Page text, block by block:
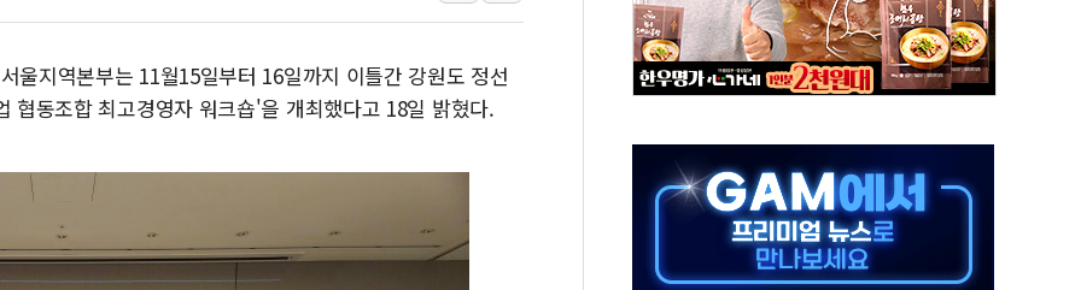
[AI MY 뉴스] 뉴욕 반도체주 프리뷰...美 고용 쇼크에 반도체주 '활짝'
뉴욕증시 프리뷰, 美 고용 쇼크에 금리 인상 우려 후퇴…나스닥 선물 1%대 상승
[종합] 美 7월 고용 2만3000명 감소 '쇼크'…9월 금리 인상 기대 후퇴
[사진] 이슬람 수니파 3개국, 공동방위협정 체결
뉴욕증시 개장 전 특징주...아틀라시안·클라우드플레어·태양광주↑ VS 트레이드데스크·웬디스↓
트럼프 "금리 내려야"…파월 때와 달리 워시엔 톤 낮춰
특정 정치인 측근 포항시 정책특보 내정설...포항시 '시끌'
울지역본부는 11월15일부터 16일까지 이틀간 강원도 정선
협동조합 최고경영자 워크숍'을 개최했다고 18일 밝혔다.